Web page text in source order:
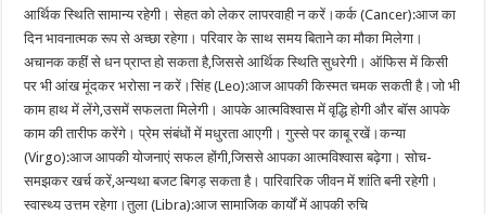
आर्थिक स्थिति सामान्य रहेगी। सेहत को लेकर लापरवाही न करें।कर्क (Cancer):आज का
दिन भावनात्मक रूप से अच्छा रहेगा। परिवार के साथ समय बिताने का मौका मिलेगा।
अचानक कहीं से धन प्राप्त हो सकता है,जिससे आर्थिक स्थिति सुधरेगी। ऑफिस में किसी
पर भी आंख मूंदकर भरोसा न करें।सिंह (Leo):आज आपकी किस्मत चमक सकती है।जो भी
काम हाथ में लेंगे,उसमें सफलता मिलेगी। आपके आत्मविश्वास में वृद्धि होगी और बॉस आपके
काम की तारीफ करेंगे। प्रेम संबंधों में मधुरता आएगी। गुस्से पर काबू रखें।कन्या
(Virgo):आज आपकी योजनाएं सफल होंगी,जिससे आपका आत्मविश्वास बढ़ेगा। सोच-
समझकर खर्च करें,अन्यथा बजट बिगड़ सकता है। पारिवारिक जीवन में शांति बनी रहेगी।
स्वास्थ्य उत्तम रहेगा।तुला (Libra):आज सामाजिक कार्यों में आपकी रुचि